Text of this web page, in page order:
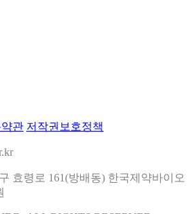
관 저작권보호정책
효령로 161(방배동) 한국제약바이오